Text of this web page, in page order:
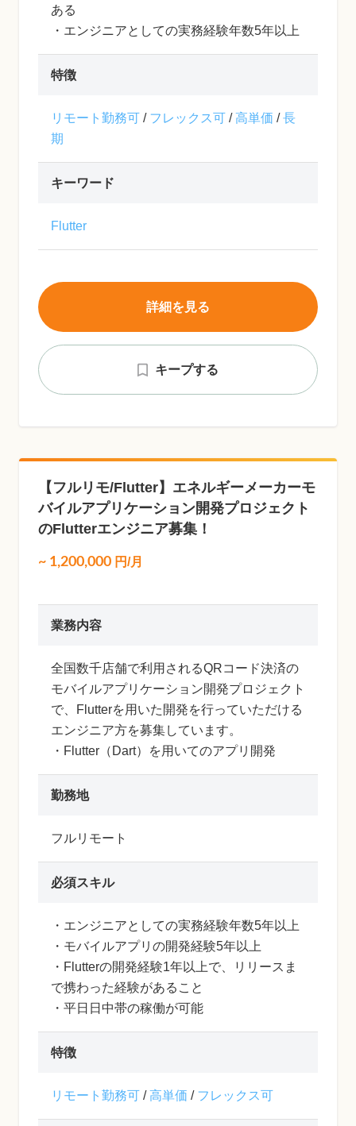
ある
・エンジニアとしての実務経験年数5年以上
特徴
リモート勤務可 / フレックス可 /高単価 /長
期
キーワード
Flutter
キープする
詳細を見る
【フルリモ/Flutter】エネルギーメーカーモ
バイルアプリケーション開発プロジェクト
のFlutterエンジニア募集！
~ 1,200,000 円/月
業務内容
全国数千店舗で利用されるQRコード決済の
モバイルアプリケーション開発プロジェクト
で、Flutterを用いた開発を行っていただける
エンジニア方を募集しています。
・Flutter（Dart）を用いてのアプリ開発
勤務地
フルリモート
必須スキル
・エンジニアとしての実務経験年数5年以上
・モバイルアプリの開発経験5年以上
・Flutterの開発経験1年以上で、リリースま
で携わった経験があること
・平日日中帯の稼働が可能
特徴
リモート勤務可 /高単価 / フレックス可